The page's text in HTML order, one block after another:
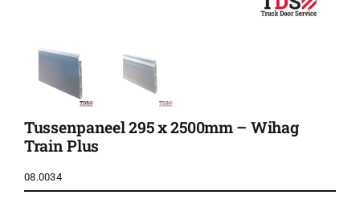
Tussenpaneel 295 x 2500mm – Wihag
Train Plus
08.0034